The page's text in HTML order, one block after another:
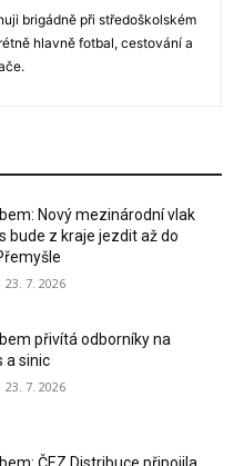
brigádně při středoškolském
hlavně fotbal, cestování a
Nový mezinárodní vlak
bude z kraje jezdit až do
23. 7. 2026
přivítá odborníky na
a sinic
23. 7. 2026